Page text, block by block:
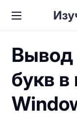
Вывод
букв в